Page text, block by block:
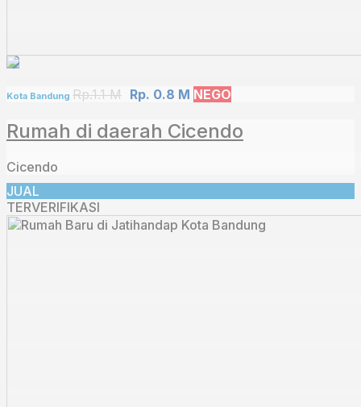
Kota Bandung Rp.1.1 M Rp. 0.8 M NEGO
Rumah di daerah Cicendo
Cicendo
JUAL
TERVERIFIKASI